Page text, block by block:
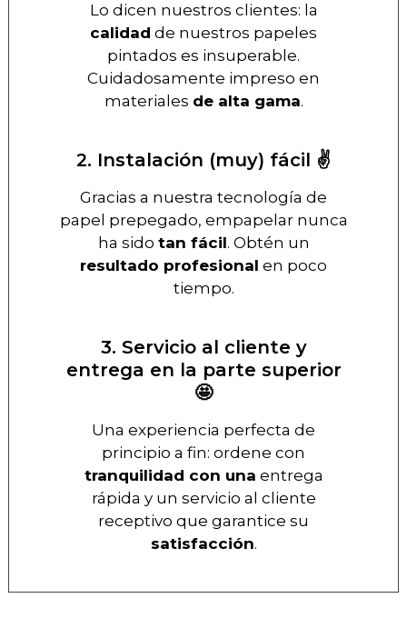
Lo dicen nuestros clientes: la
calidad de nuestros papeles
pintados es insuperable.
Cuidadosamente impreso en
materiales de alta gama.
2. Instalación (muy) fácil ✌️
Gracias a nuestra tecnología de
papel prepegado, empapelar nunca
ha sido tan fácil. Obtén un
resultado profesional en poco
tiempo.
3. Servicio al cliente y
entrega en la parte superior
🤩
Una experiencia perfecta de
principio a fin: ordene con
tranquilidad con una entrega
rápida y un servicio al cliente
receptivo que garantice su
satisfacción.